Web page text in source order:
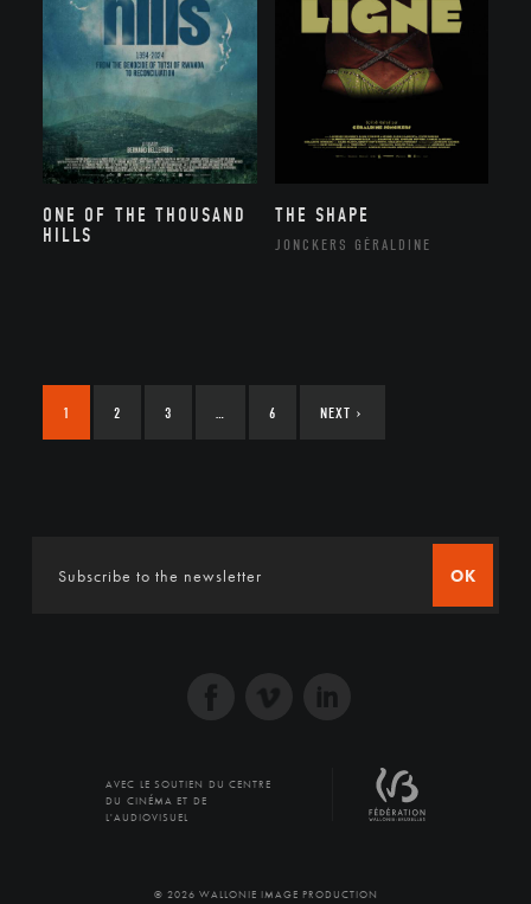
ONE OF THE THOUSAND
HILLS
THE SHAPE
JONCKERS GÉRALDINE
1 2 3 … 6 NEXT ›
OK
AVEC LE SOUTIEN DU CENTRE
DU CINÉMA ET DE
L'AUDIOVISUEL
© 2026 WALLONIE IMAGE PRODUCTION